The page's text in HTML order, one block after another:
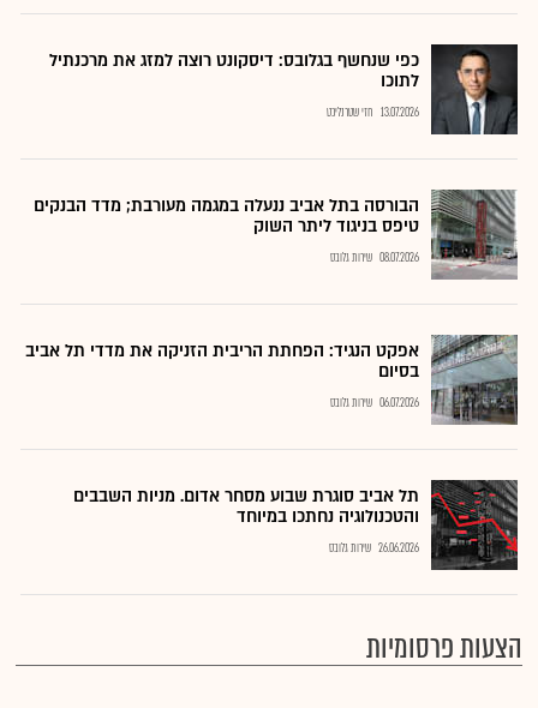
כפי שנחשף בגלובס: דיסקונט רוצה למזג את מרכנתיל
לתוכו
13.07.2026 חזי שטרנליכט
הבורסה בתל אביב ננעלה במגמה מעורבת; מדד הבנקים
טיפס בניגוד ליתר השוק
08.07.2026 שירות גלובס
אפקט הנגיד: הפחתת הריבית הזניקה את מדדי תל אביב
בסיום
06.07.2026 שירות גלובס
תל אביב סוגרת שבוע מסחר אדום. מניות השבבים
והטכנולוגיה נחתכו במיוחד
26.06.2026 שירות גלובס
הצעות פרסומיות